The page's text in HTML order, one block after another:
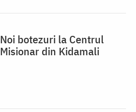
Noi botezuri la Centrul
Misionar din Kidamali